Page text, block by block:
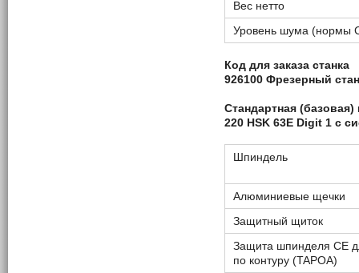
Вес нетто
Уровень шума (нормы
Код для заказа станка
926100 Фрезерный
Стандартная (базовая)
220 HSK 63E Digit 1 с
Шпиндель
Алюминиевые щечки
Защитный щиток
Защита шпинделя СЕ
по контуру (TAPOA)